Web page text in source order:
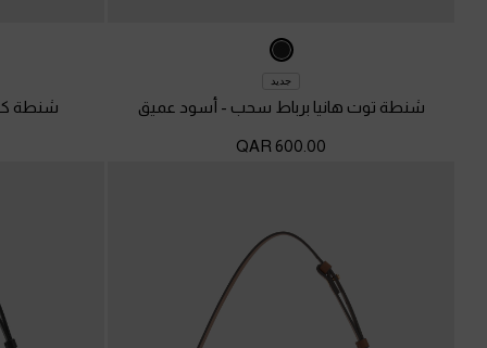
جديد
شنطة توت هانيا برباط سحب - أسود عميق
600.00 QAR
شنطة